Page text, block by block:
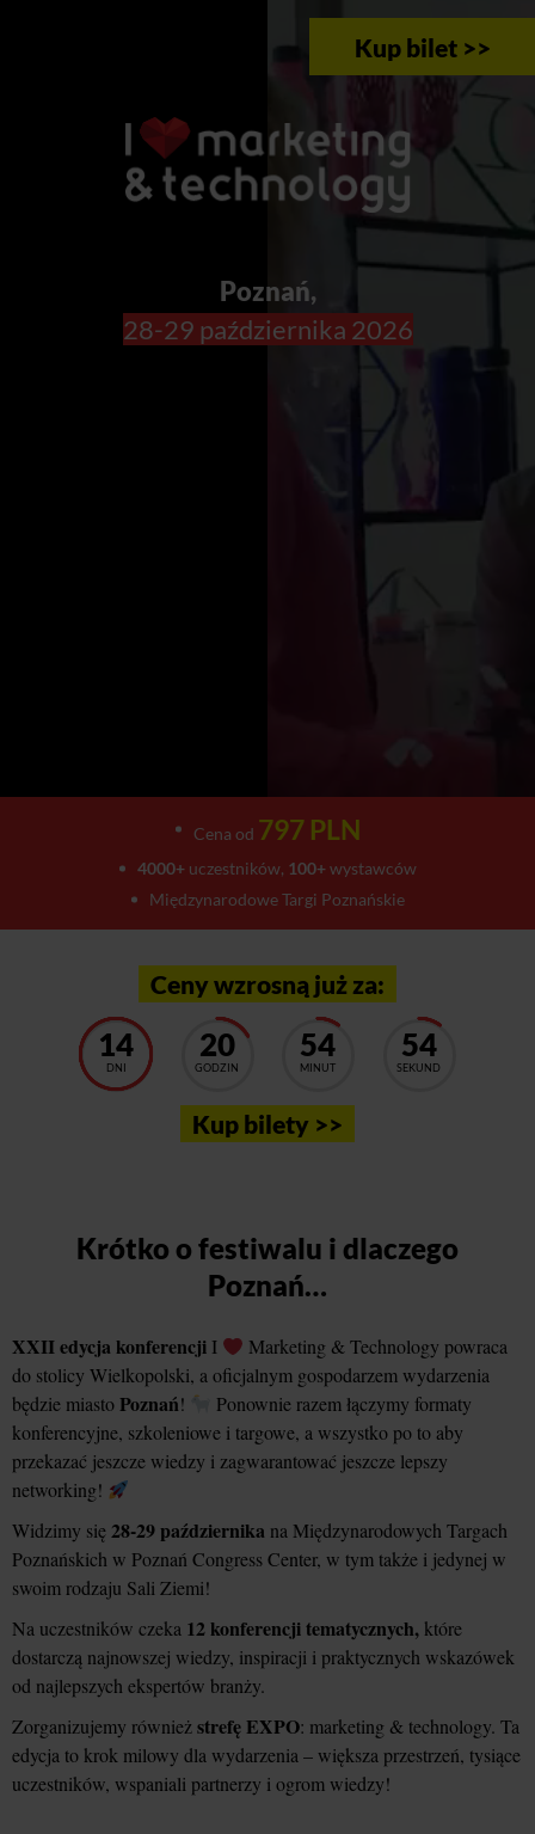
Kup bilet >>
Poznań,
28-29 października 2026
Cena od 797 PLN
4000+uczestników, 100+wystawców
Międzynarodowe Targi Poznańskie
Ceny wzrosną już za:
14
DNI
20
GODZIN
54
MINUT
50
SEKUND
Kup bilety >>
Krótko o festiwalu i dlaczego
Poznań…
XXII edycja konferencji I
Marketing & Technology powraca
do stolicy Wielkopolski, a oficjalnym gospodarzem wydarzenia
będzie miasto Poznań!
Ponownie razem łączymy formaty
konferencyjne, szkoleniowe i targowe, a wszystko po to aby
przekazać jeszcze wiedzy i zagwarantować jeszcze lepszy
networking!
Widzimy się28-29 października na Międzynarodowych Targach
Poznańskich w Poznań Congress Center, w tym także i jedynej w
swoim rodzaju Sali Ziemi!
Na uczestników czeka 12 konferencji tematycznych, które
dostarczą najnowszej wiedzy, inspiracji i praktycznych wskazówek
od najlepszych ekspertów branży.
Zorganizujemy równieżstrefę EXPO: marketing & technology. Ta
edycja to krok milowy dla wydarzenia – większa przestrzeń, tysiące
uczestników, wspaniali partnerzy i ogrom wiedzy!